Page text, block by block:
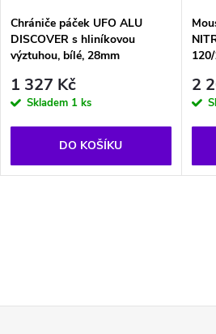
Chrániče páček UFO ALU
DISCOVER s hliníkovou
výztuhou, bílé, 28mm
1 327 Kč
Skladem 1 ks
DO KOŠÍKU
2